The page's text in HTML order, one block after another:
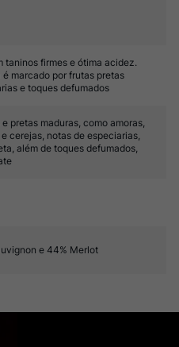
taninos firmes e ótima acidez.
marcado por frutas pretas
e toques defumados
pretas maduras, como amoras,
cerejas, notas de especiarias,
além de toques defumados,
e 44% Merlot